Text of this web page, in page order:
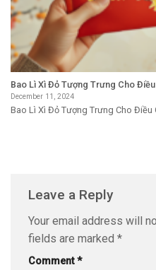
Bao Lì Xì Đỏ Tượng Trưng Cho Điều
December 11, 2024
Bao Lì Xì Đỏ Tượng Trưng Cho Điều
Leave a Reply
Your email address will
fields are marked *
Comment*